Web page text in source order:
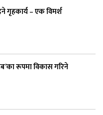
गृहकार्य – एक विमर्श
रूपमा विकास गरिने